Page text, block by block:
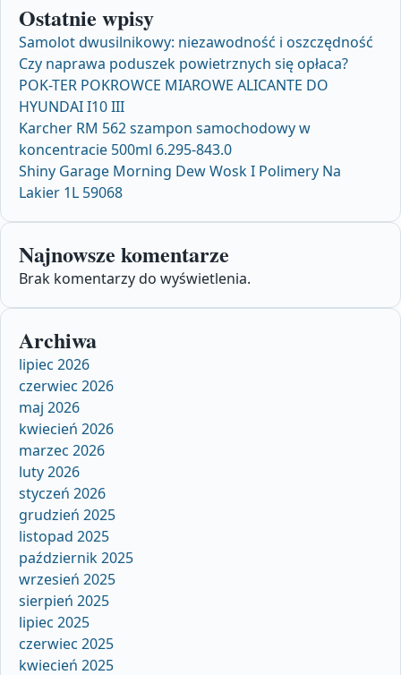
Ostatnie wpisy
Samolot dwusilnikowy: niezawodność i oszczędność
Czy naprawa poduszek powietrznych się opłaca?
POK-TER POKROWCE MIAROWE ALICANTE DO
HYUNDAI I10 III
Karcher RM 562 szampon samochodowy w
koncentracie 500ml 6.295-843.0
Shiny Garage Morning Dew Wosk I Polimery Na
Lakier 1L 59068
Najnowsze komentarze
Brak komentarzy do wyświetlenia.
Archiwa
lipiec 2026
czerwiec 2026
maj 2026
kwiecień 2026
marzec 2026
luty 2026
styczeń 2026
grudzień 2025
listopad 2025
październik 2025
wrzesień 2025
sierpień 2025
lipiec 2025
czerwiec 2025
kwiecień 2025